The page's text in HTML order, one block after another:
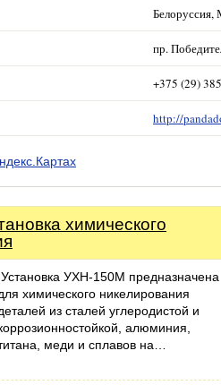
Белоруссия,
пр.
+375 (29)
http://
химического
.Установка УХН-150М предназначена
химического никелирования
из сталей углеродистой и
алюминия,
меди и сплавов на…